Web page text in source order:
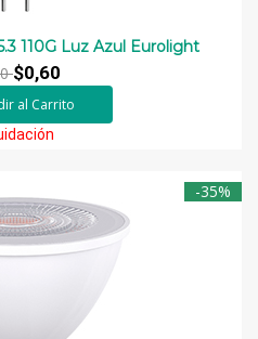
110G Luz Azul Eurolight
$0,60
al Carrito
-35%